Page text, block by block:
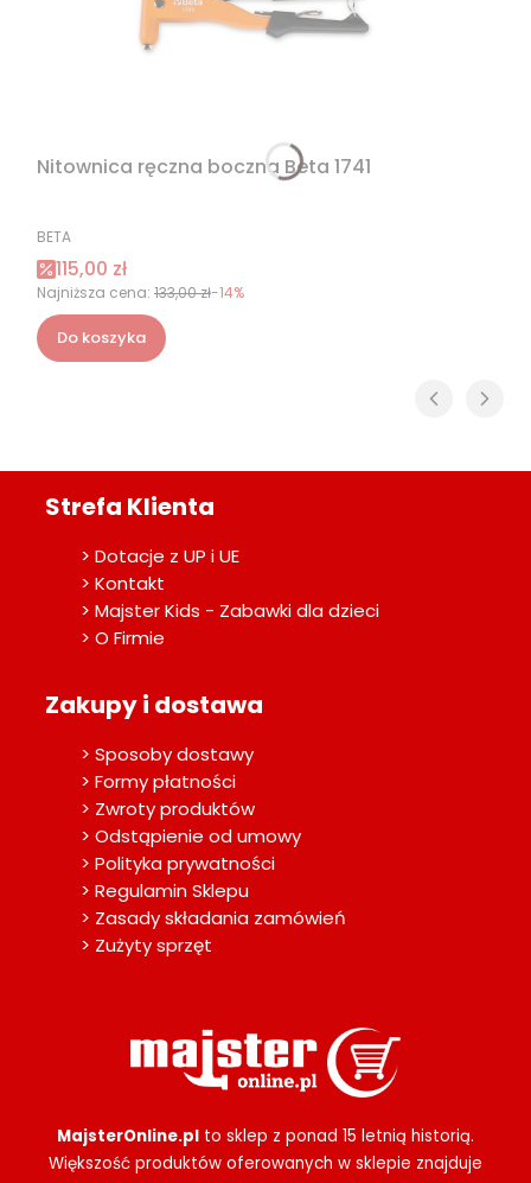
Nitownica ręczna boczna Beta 1741
PRODUCENT
BETA
Cena promocyjna
115,00 zł
Najniższa cena: 133,00 zł-14%
Do koszyka
Strefa Klienta
> Dotacje z UP i UE
> Kontakt
> Majster Kids - Zabawki dla dzieci
> O Firmie
Zakupy i dostawa
> Sposoby dostawy
> Formy płatności
> Zwroty produktów
> Odstąpienie od umowy
> Polityka prywatności
> Regulamin Sklepu
> Zasady składania zamówień
> Zużyty sprzęt
MajsterOnline.pl to sklep z ponad 15 letnią historią.
Większość produktów oferowanych w sklepie znajduje